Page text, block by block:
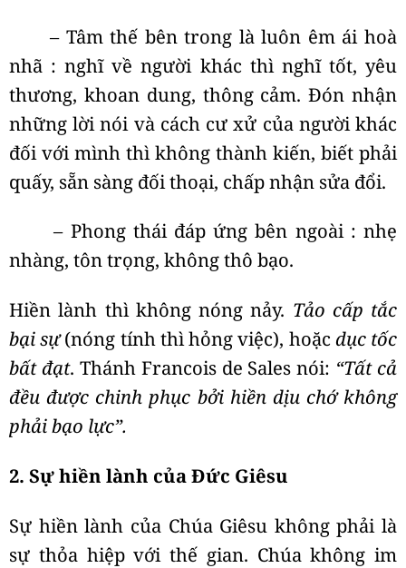
– Tâm thế bên trong là luôn êm ái hoà
nhã : nghĩ về người khác thì nghĩ tốt, yêu
thương, khoan dung, thông cảm. Đón nhận
những lời nói và cách cư xử của người khác
đối với mình thì không thành kiến, biết phải
quấy, sẵn sàng đối thoại, chấp nhận sửa đổi.
– Phong thái đáp ứng bên ngoài : nhẹ
nhàng, tôn trọng, không thô bạo.
Hiền lành thì không nóng nảy. Tảo cấp tắc
bại sự(nóng tính thì hỏng việc), hoặcdục tốc
bất đạt. Thánh Francois de Sales nói: “Tất cả
đều được chinh phục bởi hiền dịu chớ không
phải bạo lực”.
2. Sự hiền lành của Đức Giêsu
Sự hiền lành của Chúa Giêsu không phải là
sự thỏa hiệp với thế gian. Chúa không im